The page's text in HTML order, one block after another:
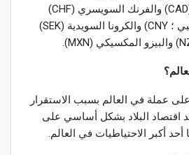
(AUD) والدولار الكندي (CAD) والفرنك السويسري (CHF)
واليوان الصيني (الرنمينبي ؛ CNY) والكرونا السويدية (SEK)
أعلى عملة في العالم بسبب الاستقرار
اقتصاد البلاد بشكل أساسي على
أكبر الاحتياطيات في العالم.